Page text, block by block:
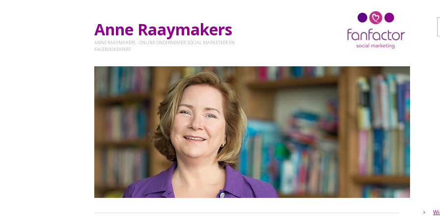
Anne Raaymakers
ANNE RAAYMAKERS - ONLINE ONDERNEMER, SOCIAL MARKETEER EN
FACEBOOKEXPERT